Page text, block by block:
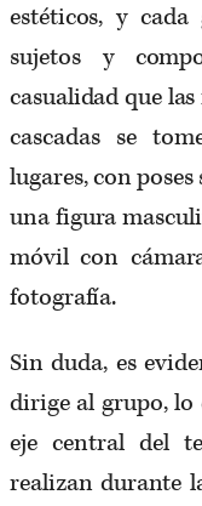
estéticos, y
sujetos y
casualidad que
cascadas se
lugares, con
una figura
móvil con
fotografía.
Sin duda, es
dirige al grupo, lo
eje central del
realizan durante